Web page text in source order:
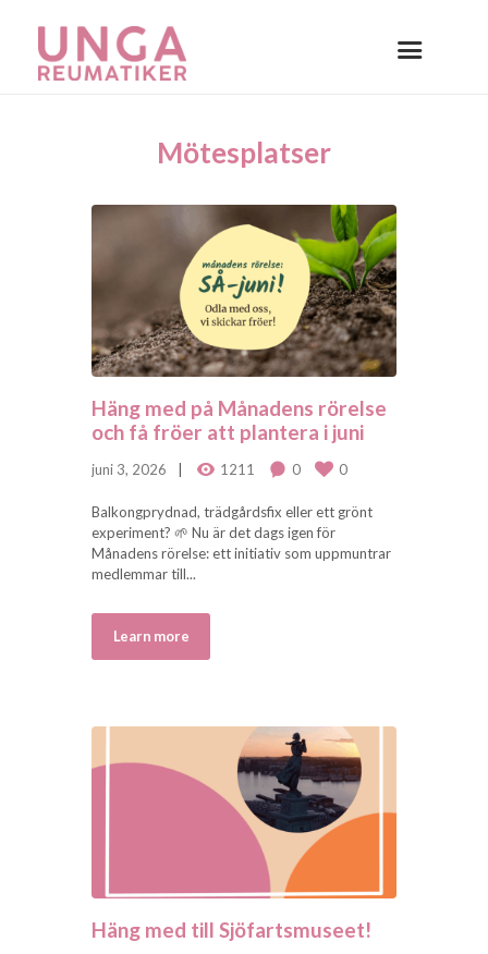
Mötesplatser
Häng med på Månadens rörelse
och få fröer att plantera i juni
juni 3, 2026 1211 0 0
Balkongprydnad, trädgårdsfix eller ett grönt
experiment? 🌱 Nu är det dags igen för
Månadens rörelse: ett initiativ som uppmuntrar
medlemmar till...
Learn more
Häng med till Sjöfartsmuseet!